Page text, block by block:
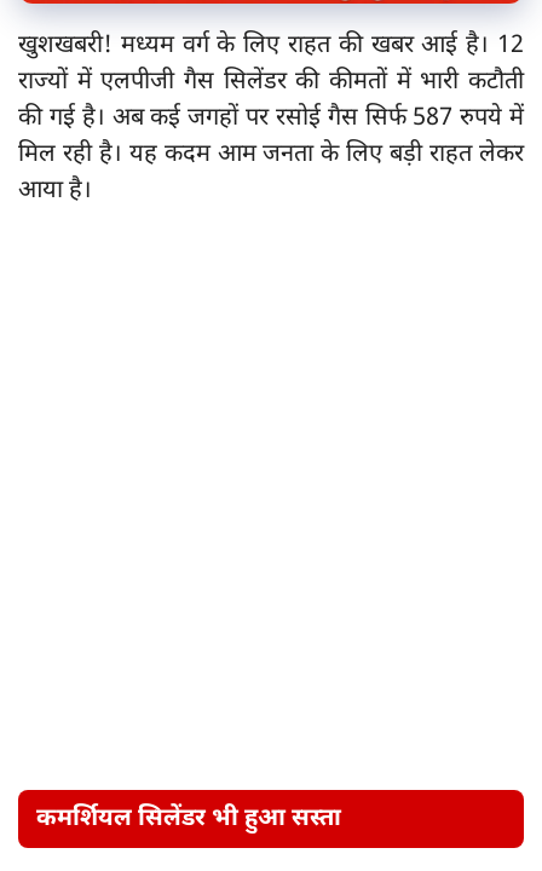
खुशखबरी! मध्यम वर्ग के लिए राहत की खबर आई है। 12
राज्यों में एलपीजी गैस सिलेंडर की कीमतों में भारी कटौती
की गई है। अब कई जगहों पर रसोई गैस सिर्फ 587 रुपये में
मिल रही है। यह कदम आम जनता के लिए बड़ी राहत लेकर
आया है।
कमर्शियल सिलेंडर भी हुआ सस्ता